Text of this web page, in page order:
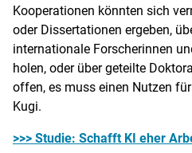
Kooperationen könnten sich
oder Dissertationen ergeben,
internationale Forscherinnen
holen, oder über geteilte
offen, es muss einen Nutzen
Kugi.
>>> Studie: Schafft KI eher